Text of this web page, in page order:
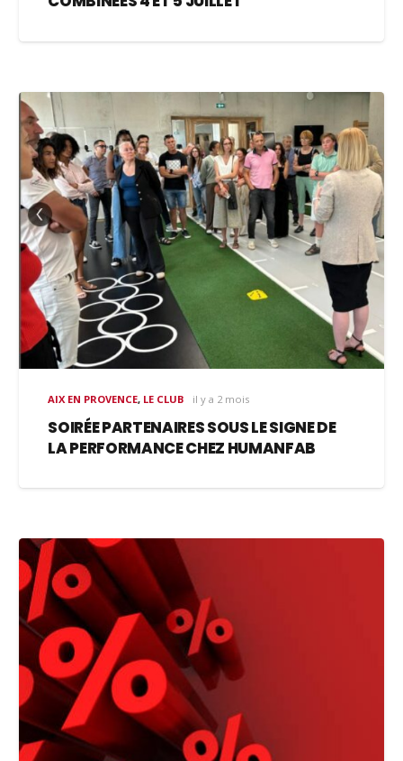
AIX EN PROVENCE, LE CLUB il y a 2 mois
SOIRÉE PARTENAIRES SOUS LE SIGNE DE
LA PERFORMANCE CHEZ HUMANFAB